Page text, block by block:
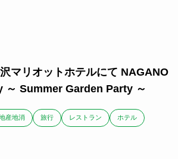
沢マリオットホテルにて NAGANO
～ Summer Garden Party ～
産地消 旅行 レストラン ホテル